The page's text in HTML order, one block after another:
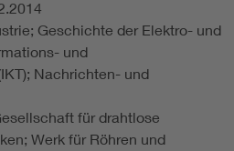
Geschichte der Elektro- und
und
Nachrichten- und
für drahtlose
Werk für Röhren und